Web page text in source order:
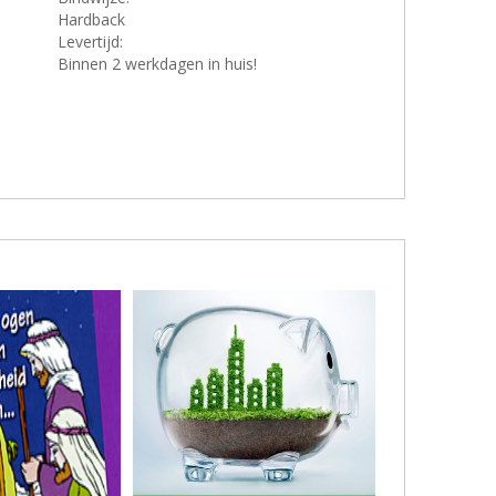
Hardback
Levertijd:
Binnen 2 werkdagen in huis!